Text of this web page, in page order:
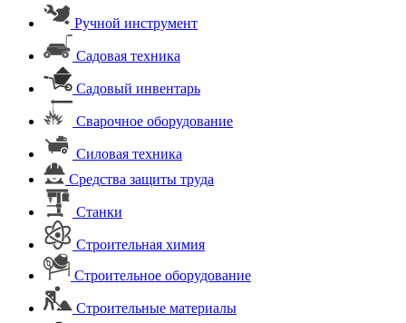
Ручной инструмент
Садовая техника
Садовый инвентарь
Сварочное оборудование
Силовая техника
Средства защиты труда
Станки
Строительная химия
Строительное оборудование
Строительные материалы